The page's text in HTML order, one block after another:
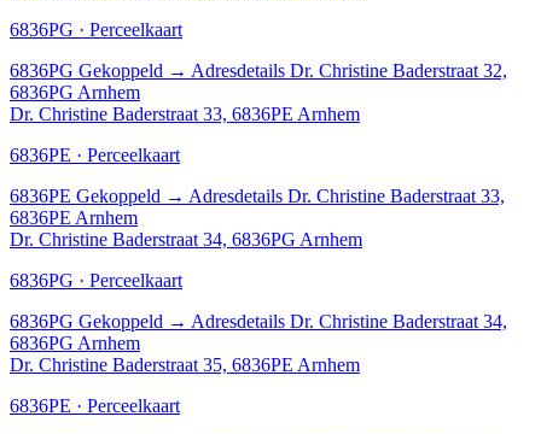
6836PG · Perceelkaart
6836PG Gekoppeld → Adresdetails Dr. Christine Baderstraat 32,
6836PG Arnhem
Dr. Christine Baderstraat 33, 6836PE Arnhem
6836PE · Perceelkaart
6836PE Gekoppeld → Adresdetails Dr. Christine Baderstraat 33,
6836PE Arnhem
Dr. Christine Baderstraat 34, 6836PG Arnhem
6836PG · Perceelkaart
6836PG Gekoppeld → Adresdetails Dr. Christine Baderstraat 34,
6836PG Arnhem
Dr. Christine Baderstraat 35, 6836PE Arnhem
6836PE · Perceelkaart